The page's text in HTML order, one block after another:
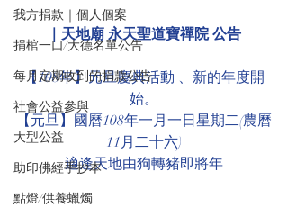
我方捐款｜個人個案
捐棺一口/大德名單公告
每月定期收到的捐款公告
社會公益參與
大型公益
助印佛經手抄本
點燈/供養蠟燭
｜天地廟 永天聖道寶禪院 公告
【108年】元旦慶典活動 、新的年度開
始。
【元旦】國曆108年一月一日星期二(農曆
11月二十六)
適逢天地由狗轉豬即將年